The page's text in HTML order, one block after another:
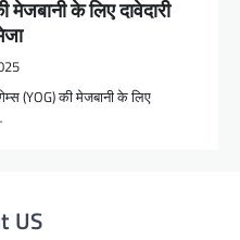
के लिए दावेदारी
(YOG) की मेजबानी के लिए
US